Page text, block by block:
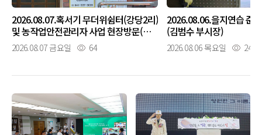
2026.08.07.혹서기 무더위쉼터(강당2리)
및 농작업안전관리자 사업 현장방문(김
범수 부시장)
2026.08.07 금요일 64
2026.08.06.을지연습 준
(김범수 부시장)
2026.08.06 목요일 242